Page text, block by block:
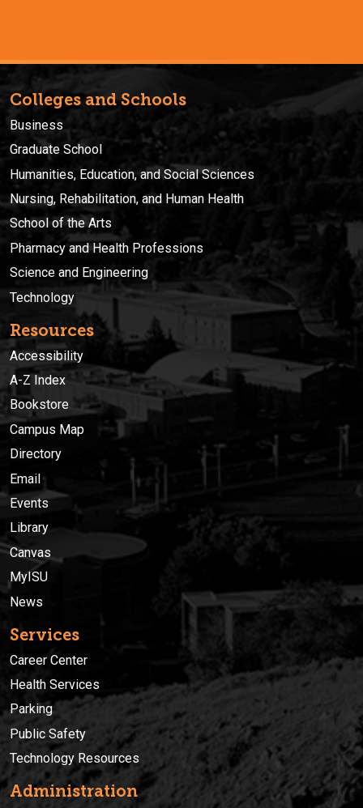
Colleges and Schools
Business
Graduate School
Humanities, Education, and Social Sciences
Nursing, Rehabilitation, and Human Health
School of the Arts
Pharmacy and Health Professions
Science and Engineering
Technology
Resources
Accessibility
A-Z Index
Bookstore
Campus Map
Directory
Email
Events
Library
Canvas
MyISU
News
Services
Career Center
Health Services
Parking
Public Safety
Technology Resources
Administration